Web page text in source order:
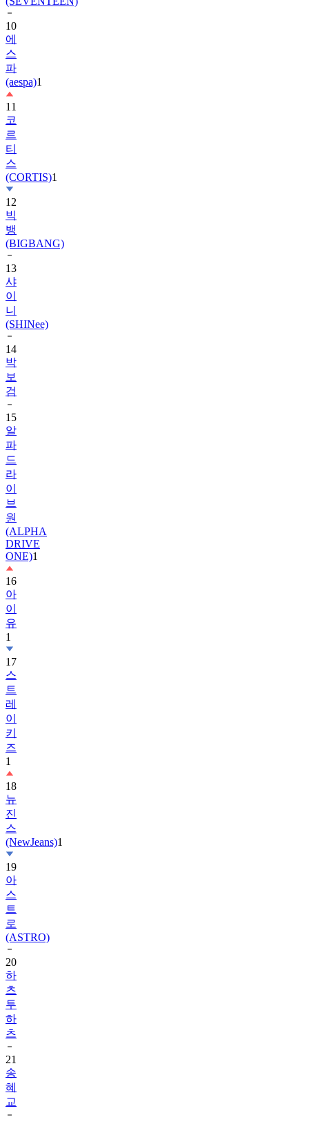
에
스
파
(aespa)
11
코
르
티
스
(CORTIS)
12
빅
뱅
(BIGBANG)
13
샤
이
니
(SHINee)
14
박
보
검
15
알
파
드
라
이
브
원
(ALPHA
DRIVE
ONE)1
16
아
이
유
1
17
스
트
레
이
키
즈
1
18
뉴
진
스
(NewJeans)
19
아
스
트
로
(ASTRO)
20
하
츠
투
하
츠
21
송
혜
교
22
엑